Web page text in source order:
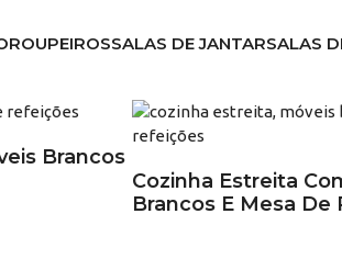
ROUPEIROSSALAS DE JANTARSALAS
Brancos
Cozinha Estreita
Brancos E Mesa De